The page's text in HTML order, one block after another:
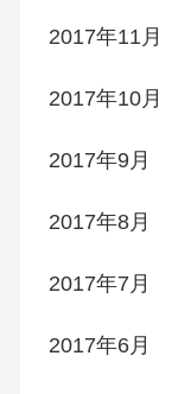
2017年11月
2017年10月
2017年9月
2017年8月
2017年7月
2017年6月